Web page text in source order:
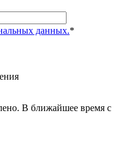
данных.*
В ближайшее время с